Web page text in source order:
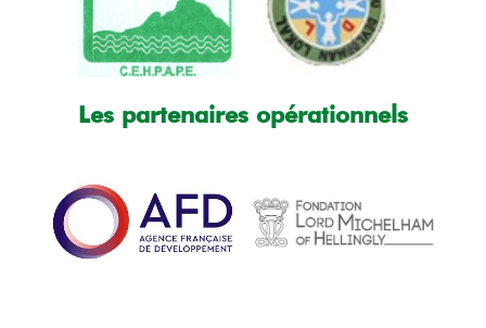
Les partenaires opérationnels